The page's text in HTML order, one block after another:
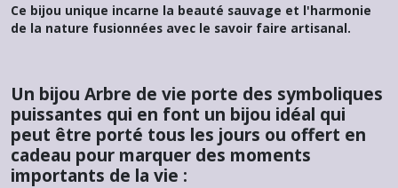
Ce bijou unique incarne la beauté sauvage et l'harmonie
de la nature fusionnées avec le savoir faire artisanal.
Un bijou Arbre de vie porte des symboliques
puissantes qui en font un bijou idéal qui
peut être porté tous les jours ou offert en
cadeau pour marquer des moments
importants de la vie :